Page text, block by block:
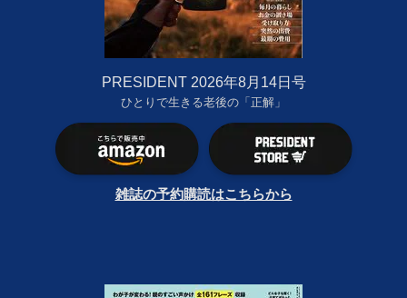
PRESIDENT 2026年8月14日号
ひとりで生きる老後の「正解」
雑誌の予約購読はこちらから